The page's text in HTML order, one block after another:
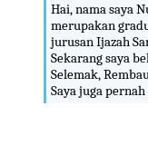
Hai, nama saya
merupakan
jurusan Ijazah
Sekarang saya
Selemak,
Saya juga pernah